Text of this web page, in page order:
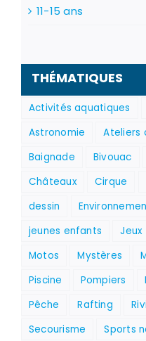
11-15 ans
THÉMATIQUES
Activités aquatiques
Astronomie
Ateliers
Baignade
Bivouac
Châteaux
Cirque
dessin
jeunes enfants
Jeux
Motos
Mystères
Piscine
Pompiers
Pêche
Rafting
Secourisme
Sports